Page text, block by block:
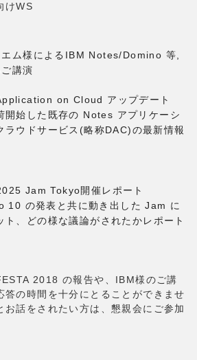
け​WS
エム様によるIBM Notes/Domino 等,
講演
on Cloud アップデート
開始した既存の Notes アプリケーシ
ラウドサービス(略称DAC)の最新情報
Jam Tokyo開催レポート
10 の発表と共に動き出した Jam に
ト、どの様な議論がされたかレポート
2018 の報告や、IBM様のご講
答の時間を十分にとることができませ
お話をされたい方は、懇親会にご参加